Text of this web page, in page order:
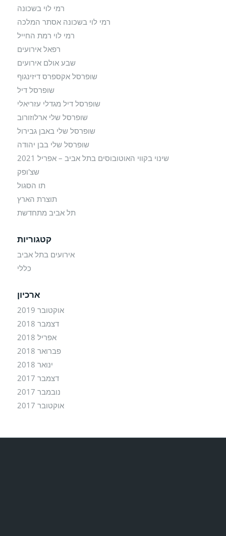
רמי לוי בשכונה
רמי לוי בשכונה אסתר המלכה
רמי לוי רמת החייל
רפאל אירועים
שבע אולם אירועים
שופרסל אקספרס דיזינגוף
שופרסל דיל
שופרסל דיל מגדלי עזריאלי
שופרסל שלי ארלוזורוב
שופרסל שלי באבן גבירול
שופרסל שלי בבן יהודה
שינוי בקווי האוטובוסים בתל אביב – אפריל 2021
שצ'ופק
תו הסגול
תוצרת הארץ
תל אביב מתחדשת
קטגוריות
אירועים בתל אביב
כללי
ארכיון
אוקטובר 2019
דצמבר 2018
אפריל 2018
פברואר 2018
ינואר 2018
דצמבר 2017
נובמבר 2017
אוקטובר 2017